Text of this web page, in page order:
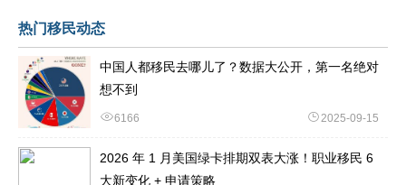
热门移民动态
中国人都移民去哪儿了？数据大公开，第一名绝对
想不到
6166 2025-09-15
2026 年 1 月美国绿卡排期双表大涨！职业移民 6
大新变化 + 申请策略